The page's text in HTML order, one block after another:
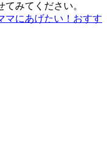
みてください。
マにあげたい！おすす